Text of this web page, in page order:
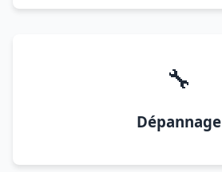
🔧
Dépannage